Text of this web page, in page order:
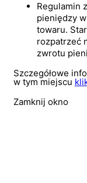
Regulamin
pieniędzy
towaru.
rozpatrzeć
zwrotu
Szczegółowe
w tym miejscu
Zamknij okno